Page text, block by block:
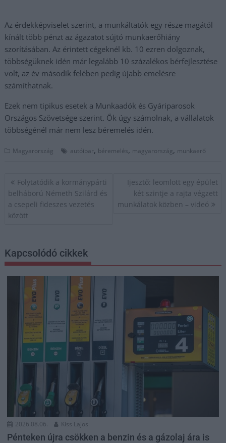
Az érdekképviselet szerint, a munkáltatók egy része magától
kínált több pénzt az ágazatot sújtó munkaerőhiány
szorításában. Az érintett cégeknél kb. 10 ezren dolgoznak,
többségüknek idén már legalább 10 százalékos bérfejlesztése
volt, az év második felében pedig újabb emelésre
számíthatnak.
Ezek nem tipikus esetek a Munkaadók és Gyáriparosok
Országos Szövetsége szerint. Ők úgy számolnak, a vállalatok
többségénél már nem lesz béremelés idén.
Magyarország autóipar, béremelés, magyarország, munkaerő
Bejegyzés
navigáció
Folytatódik a kormánypárti
belháború Németh Szilárd és
a csepeli fideszes vezetés
között
Ijesztő: leomlott egy épület
két szintje a rajta végzett
munkálatok közben – videó
Kapcsolódó cikkek
2026.08.06. Kiss Lajos
Pénteken újra csökken a benzin és a gázolaj ára is